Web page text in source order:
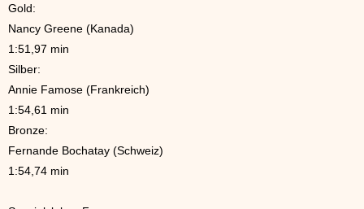
Gold:
Nancy Greene (Kanada)
1:51,97 min
Silber:
Annie Famose (Frankreich)
1:54,61 min
Bronze:
Fernande Bochatay (Schweiz)
1:54,74 min